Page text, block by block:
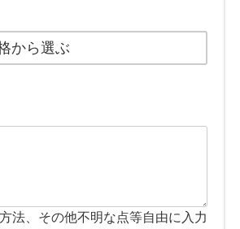
から選ぶ
法、その他不明な点等自由に入力